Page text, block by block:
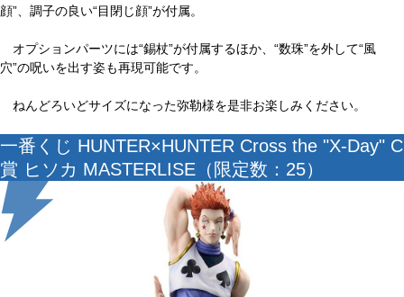
顔”、調子の良い“目閉じ顔”が付属。
オプションパーツには“錫杖”が付属するほか、“数珠”を外して“風
穴”の呪いを出す姿も再現可能です。
ねんどろいどサイズになった弥勒様を是非お楽しみください。
一番くじ HUNTER×HUNTER Cross the "X-Day" C
賞 ヒソカ MASTERLISE（限定数：25）